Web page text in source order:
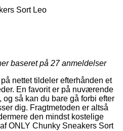
Sort Leo
baseret på 27anmeldelser
nettet tildeler efterhånden et
En favorit er på nuværende
så kan du bare gå forbi efter
dig. Fragtmetoden er altså
den mindst kostelige
ONLY Chunky Sneakers Sort